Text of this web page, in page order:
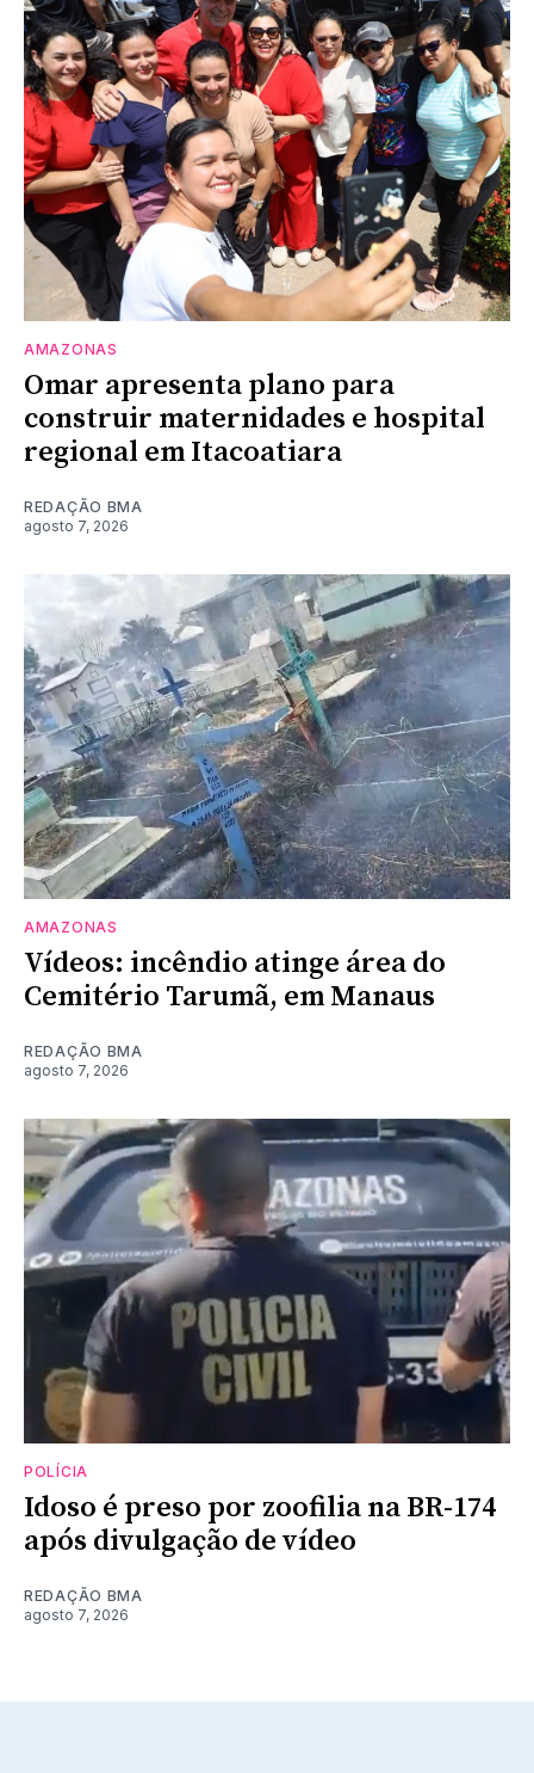
AMAZONAS
Omar apresenta plano para
construir maternidades e hospital
regional em Itacoatiara
REDAÇÃO BMA
agosto 7, 2026
AMAZONAS
Vídeos: incêndio atinge área do
Cemitério Tarumã, em Manaus
REDAÇÃO BMA
agosto 7, 2026
POLÍCIA
Idoso é preso por zoofilia na BR-174
após divulgação de vídeo
REDAÇÃO BMA
agosto 7, 2026